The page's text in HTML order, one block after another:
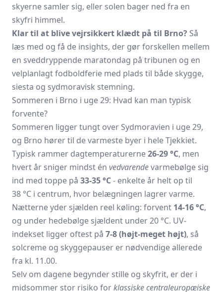
skyerne samler sig, eller solen bager ned fra en
skyfri himmel.
Klar til at blive vejrsikkert klædt på til Brno? Så
læs med og få de insights, der gør forskellen mellem
en sveddryppende maratondag på tribunen og en
velplanlagt fodboldferie med plads til både skygge,
siesta og sydmoravisk stemning.
Sommeren i Brno i uge 29: Hvad kan man typisk
forvente?
Sommeren ligger tungt over Sydmoravien i uge 29,
og Brno hører til de varmeste byer i hele Tjekkiet.
Typisk rammer dagtemperaturerne26-29 °C, men
hvert år sniger mindst én vedvarendevarmebølge sig
ind med toppe på 33-35 °C- enkelte år helt op til
38 °C i centrum, hvor belægningen lagrer varme.
Nætterne yder sjælden reel køling: forvent 14-16 °C,
og under hedebølge sjældent under 20 °C. UV-
indekset ligger oftest på 7-8 (højt-meget højt), så
solcreme og skyggepauser er nødvendige allerede
fra kl. 11.00.
Selv om dagene begynder stille og skyfrit, er der i
midsommer stor risiko forklassiske centraleuropæiske